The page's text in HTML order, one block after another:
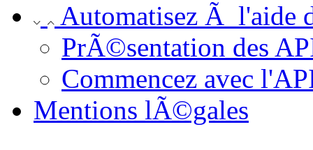
Automatisez Ã l'aide
PrÃ©sentation des
Commencez avec
Mentions lÃ©gales